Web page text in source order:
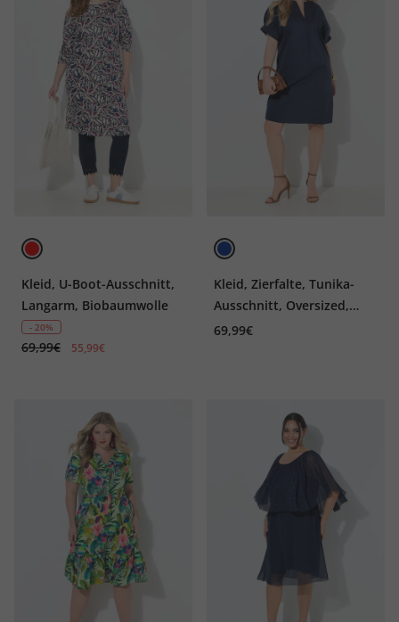
Kleid, U-Boot-Ausschnitt,
Langarm, Biobaumwolle
- 20%
69,99€ 55,99€
Kleid, Zierfalte, Tunika-
Ausschnitt, Oversized,
Halbarm
69,99€